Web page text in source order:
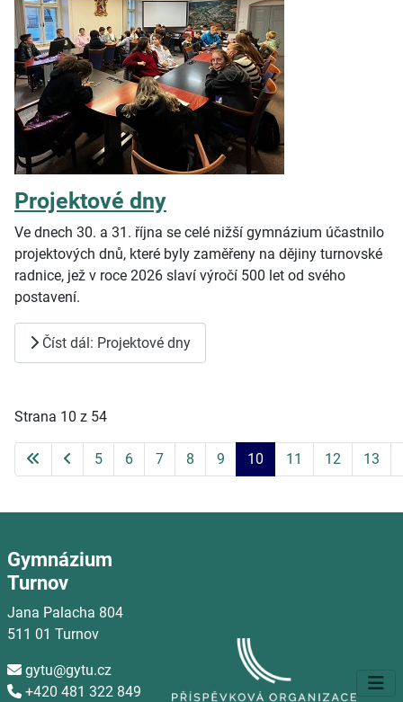
Projektové dny
Ve dnech 30. a 31. října se celé nižší gymnázium účastnilo
projektových dnů, které byly zaměřeny na dějiny turnovské
radnice, jež v roce 2026 slaví výročí 500 let od svého
postavení.
Číst dál: Projektové dny
Strana 10 z 54
5 6 7 8 9 10 11 12 13
Gymnázium
Turnov
Jana Palacha 804
511 01 Turnov
 gytu@gytu.cz
 +420 481 322 849